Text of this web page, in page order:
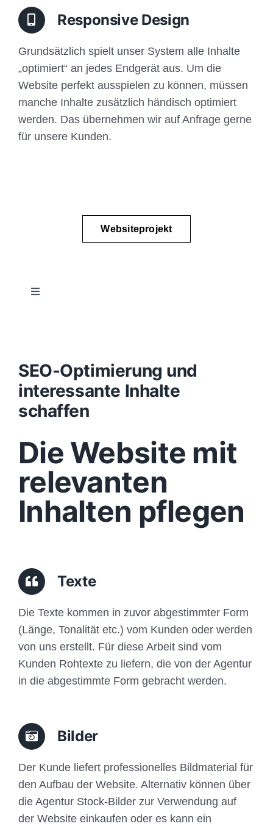
Responsive Design
Grundsätzlich spielt unser System alle Inhalte
„optimiert“ an jedes Endgerät aus. Um die
Website perfekt ausspielen zu können, müssen
manche Inhalte zusätzlich händisch optimiert
werden. Das übernehmen wir auf Anfrage gerne
für unsere Kunden.
Websiteprojekt
Toggle
Konzept
Design
Content
Funktionen
Aufbau
SEO-Optimierung und
interessante Inhalte
schaffen
Die Website mit
relevanten
Inhalten pflegen
Texte
Die Texte kommen in zuvor abgestimmter Form
(Länge, Tonalität etc.) vom Kunden oder werden
von uns erstellt. Für diese Arbeit sind vom
Kunden Rohtexte zu liefern, die von der Agentur
in die abgestimmte Form gebracht werden.
Bilder
Der Kunde liefert professionelles Bildmaterial für
den Aufbau der Website. Alternativ können über
die Agentur Stock-Bilder zur Verwendung auf
der Website einkaufen oder es kann ein